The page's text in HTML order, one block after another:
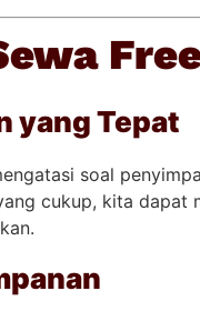
yang Tepat
soal
cukup, kita dapat